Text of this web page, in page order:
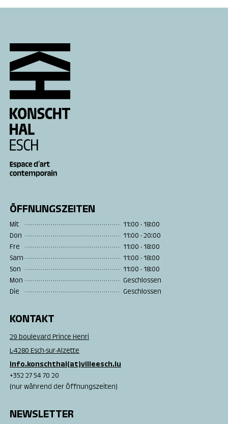
ÖFFNUNGSZEITEN
Mit
11:00 - 18:00
Don
11:00 - 20:00
Fre
11:00 - 18:00
Sam
11:00 - 18:00
Son
11:00 - 18:00
Mon
Geschlossen
Die
Geschlossen
KONTAKT
29 boulevard Prince Henri
L-4280 Esch-sur-Alzette
info.konschthal(at)villeesch.lu
+352 27 54 70 20
(nur während der Öffnungszeiten)
NEWSLETTER